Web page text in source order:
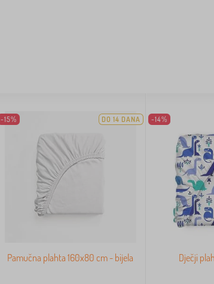
-15% DO 14 DANA
Pamučna plahta 160x80 cm - bijela
-14%
Dječji